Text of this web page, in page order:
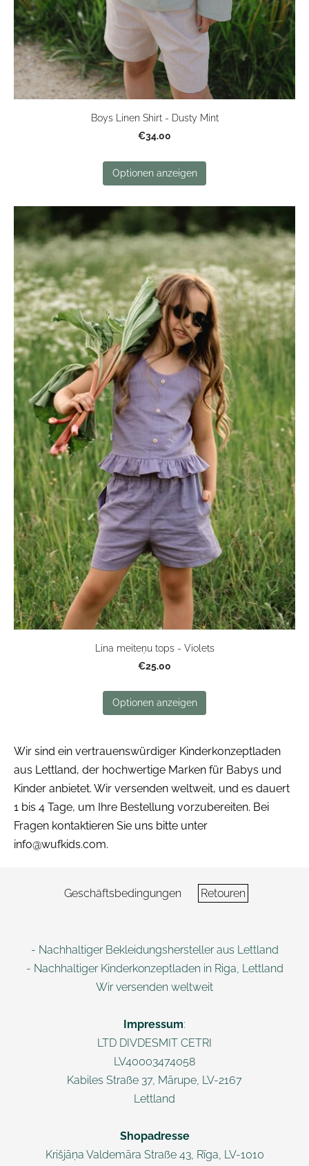
Wir sind ein vertrauenswürdiger Kinderkonzeptladen
aus Lettland, der hochwertige Marken für Babys und
Kinder anbietet. Wir versenden weltweit, und es dauert
1 bis 4 Tage, um Ihre Bestellung vorzubereiten. Bei
Fragen kontaktieren Sie uns bitte unter
info@wufkids.com.
Boys Linen Shirt - Dusty Mint
€34.00
Optionen anzeigen
Lina meiteņu tops - Violets
€25.00
Optionen anzeigen
Geschäftsbedingungen Retouren
- Nachhaltiger Bekleidungshersteller aus Lettland
- Nachhaltiger Kinderkonzeptladen in Riga, Lettland
Wir versenden weltweit
Impressum:
LTD DIVDESMIT CETRI
LV40003474058
Kabiles Straße 37, Mārupe, LV-2167
Lettland
Shopadresse
Krišjāņa Valdemāra Straße 43, Rīga, LV-1010